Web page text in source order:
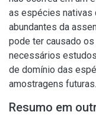
as espécies nativas
abundantes da
pode ter causado
necessários
de domínio das
amostragens futuras.
Resumo em